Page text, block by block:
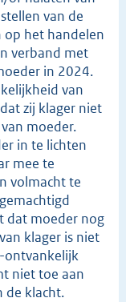
van de
op het handelen
verband met
in 2024.
van
zij klager niet
moeder.
in te lichten
mee te
volmacht te
dat moeder nog
klager is niet
ontvankelijk
niet toe aan
de klacht.